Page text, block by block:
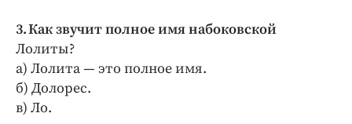
3. Как звучит полное имя набоковской
Лолиты?
а) Лолита — это полное имя.
б) Долорес.
в) Ло.